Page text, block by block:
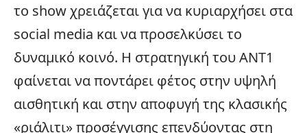
το show χρειάζεται για να κυριαρχήσει στα
social media και να προσελκύσει το
δυναμικό κοινό. Η στρατηγική του ΑΝΤ1
φαίνεται να ποντάρει φέτος στην υψηλή
αισθητική και στην αποφυγή της κλασικής
«ριάλιτι» προσέγγισης επενδύοντας στη